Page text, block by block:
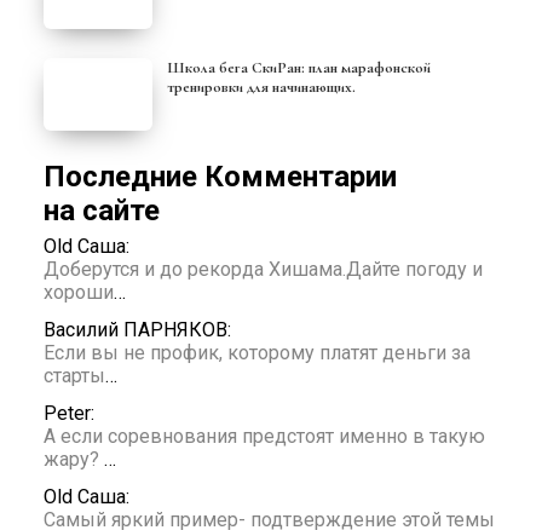
Школа бега СкиРан: план марафонской
тренировки для начинающих.
Последние Комментарии
на сайте
Old Саша:
Доберутся и до рекорда Хишама.Дайте погоду и
хороши…
Василий ПАРНЯКОВ:
Если вы не профик, которому платят деньги за
старты…
Peter:
А если соревнования предстоят именно в такую
жару? …
Old Саша:
Самый яркий пример- подтверждение этой темы